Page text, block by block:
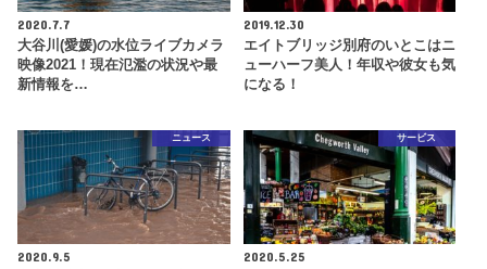
2020.7.7
大谷川(愛媛)の水位ライブカメラ
映像2021！現在氾濫の状況や最
新情報を…
2019.12.30
エイトブリッジ別府のいとこはニ
ューハーフ美人！年収や彼女も気
になる！
ニュース
2020.9.5
サービス
2020.5.25